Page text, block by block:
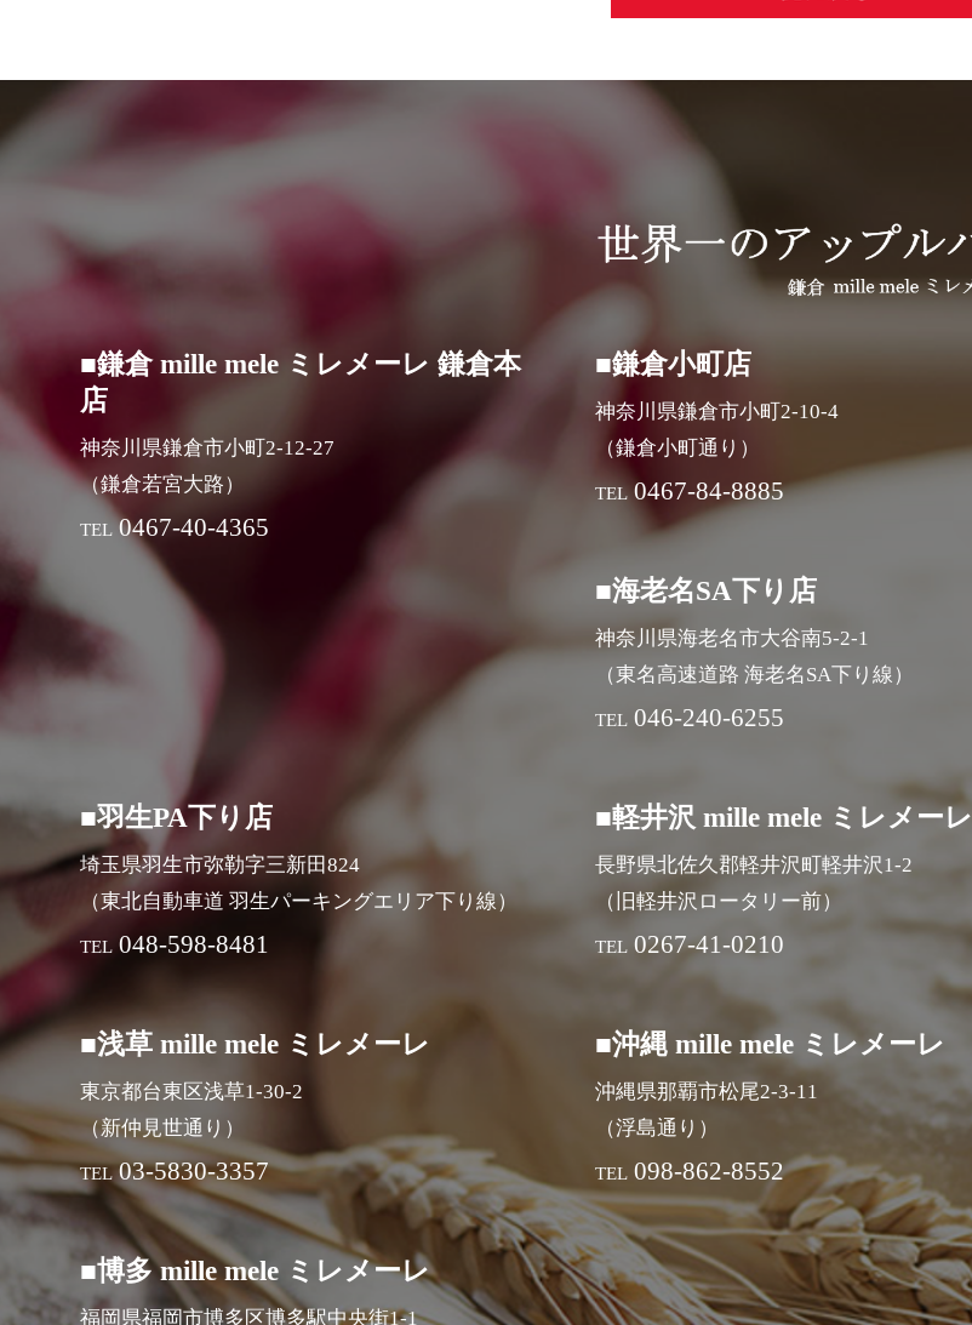
■鎌倉 mille mele ミレメーレ 鎌倉本
店
神奈川県鎌倉市小町2-12-27
（鎌倉若宮大路）
TEL 0467-40-4365
■鎌倉小町店
神奈川県鎌倉市小町2-10-4
（鎌倉小町通り）
TEL 0467-84-8885
■海老名SA下り店
神奈川県海老名市大谷南5-2-1
（東名高速道路 海老名SA下り線）
TEL 046-240-6255
■羽生PA下り店
埼玉県羽生市弥勒字三新田824
（東北自動車道 羽生パーキングエリア下り線）
TEL 048-598-8481
■軽井沢 mille mele ミレメーレ
長野県北佐久郡軽井沢町軽井沢1-2
（旧軽井沢ロータリー前）
TEL 0267-41-0210
■浅草 mille mele ミレメーレ
東京都台東区浅草1-30-2
（新仲見世通り）
TEL 03-5830-3357
■沖縄 mille mele ミレメーレ
沖縄県那覇市松尾2-3-11
（浮島通り）
TEL 098-862-8552
■博多 mille mele ミレメーレ
福岡県福岡市博多区博多駅中央街1-1